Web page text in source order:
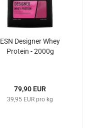
ESN Designer Whey
Protein - 2000g
79,90 EUR
39,95 EUR pro kg